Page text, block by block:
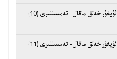
ئۇيغۇر خەلق ماقال- تەمسىللىرى (10)
ئۇيغۇر خەلق ماقال- تەمسىللىرى (11)